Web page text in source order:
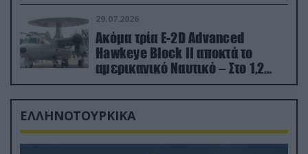
29.07.2026
Ακόμα τρία E-2D Advanced
Hawkeye Block II αποκτά το
αμερικανικό Ναυτικό – Στο 1,2
δισ.δολάρια το κόστος
ΕΛΛΗΝΟΤΟΥΡΚΙΚΑ